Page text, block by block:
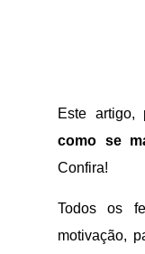
Este artigo,
como se
Confira!
Todos os
motivação,